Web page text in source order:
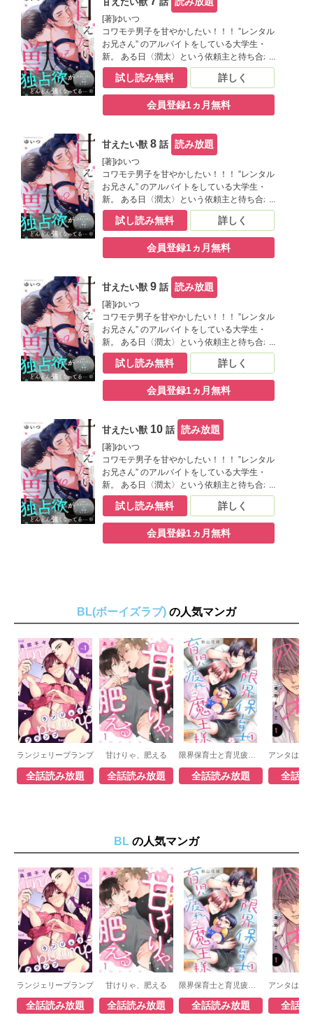
購入にご注意ください。
[著]ゆいつ
コワモテ男子を甘やかしたい！！！ ”レンタル
お兄さん” のアルバイトをしている大学生・
新。 ある日〈潤太〉という依頼主と待ち合わ
せをすると、なんとやって来たのは超イカツ
イヤンキー!? まさか新手の恐喝!?と思いき
や、「頭撫でてもらいたいんです」と言い出
した。 男前なのに頬を赤らめて、甘えてくる
俺！ムラムラしてきちまった!!? ※この作品は
「Tulle vol.13」に収録されています。重複
購入にご注意ください。
試し読み無料 詳しく
会員登録1ヵ月無料
甘えたい獣 8 話 読み放題
[著]ゆいつ
コワモテ男子を甘やかしたい！！！ ”レンタル
お兄さん” のアルバイトをしている大学生・
新。 ある日〈潤太〉という依頼主と待ち合わ
せをすると、なんとやって来たのは超イカツ
イヤンキー!? まさか新手の恐喝!?と思いき
や、「頭撫でてもらいたいんです」と言い出
した。 男前なのに頬を赤らめて、甘えてくる
俺！ムラムラしてきちまった!!? ※この作品は
「Tulle vol.13」に収録されています。重複
購入にご注意ください。
試し読み無料 詳しく
会員登録1ヵ月無料
甘えたい獣 9 話 読み放題
[著]ゆいつ
コワモテ男子を甘やかしたい！！！ ”レンタル
お兄さん” のアルバイトをしている大学生・
新。 ある日〈潤太〉という依頼主と待ち合わ
せをすると、なんとやって来たのは超イカツ
イヤンキー!? まさか新手の恐喝!?と思いき
や、「頭撫でてもらいたいんです」と言い出
した。 男前なのに頬を赤らめて、甘えてくる
俺！ムラムラしてきちまった!!? ※この作品は
「Tulle vol.14」に収録されています。重複
購入にご注意ください。
試し読み無料 詳しく
会員登録1ヵ月無料
甘えたい獣 10 話 読み放題
[著]ゆいつ
コワモテ男子を甘やかしたい！！！ ”レンタル
お兄さん” のアルバイトをしている大学生・
新。 ある日〈潤太〉という依頼主と待ち合わ
せをすると、なんとやって来たのは超イカツ
イヤンキー!? まさか新手の恐喝!?と思いき
や、「頭撫でてもらいたいんです」と言い出
した。 男前なのに頬を赤らめて、甘えてくる
試し読み無料 詳しく
会員登録1ヵ月無料
BL(ボーイズラブ) の人気マンガ
ランジェリープランプ
全話読み放題
甘けりゃ、肥える
全話読み放題 全話読み放題 全話読
BL の人気マンガ
ランジェリープランプ
全話読み放題
甘けりゃ、肥える
全話読み放題 全話読み放題 全話読